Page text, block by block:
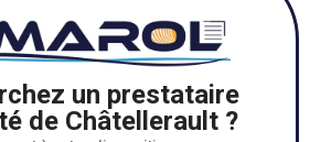
un prestataire
de Châtellerault ?